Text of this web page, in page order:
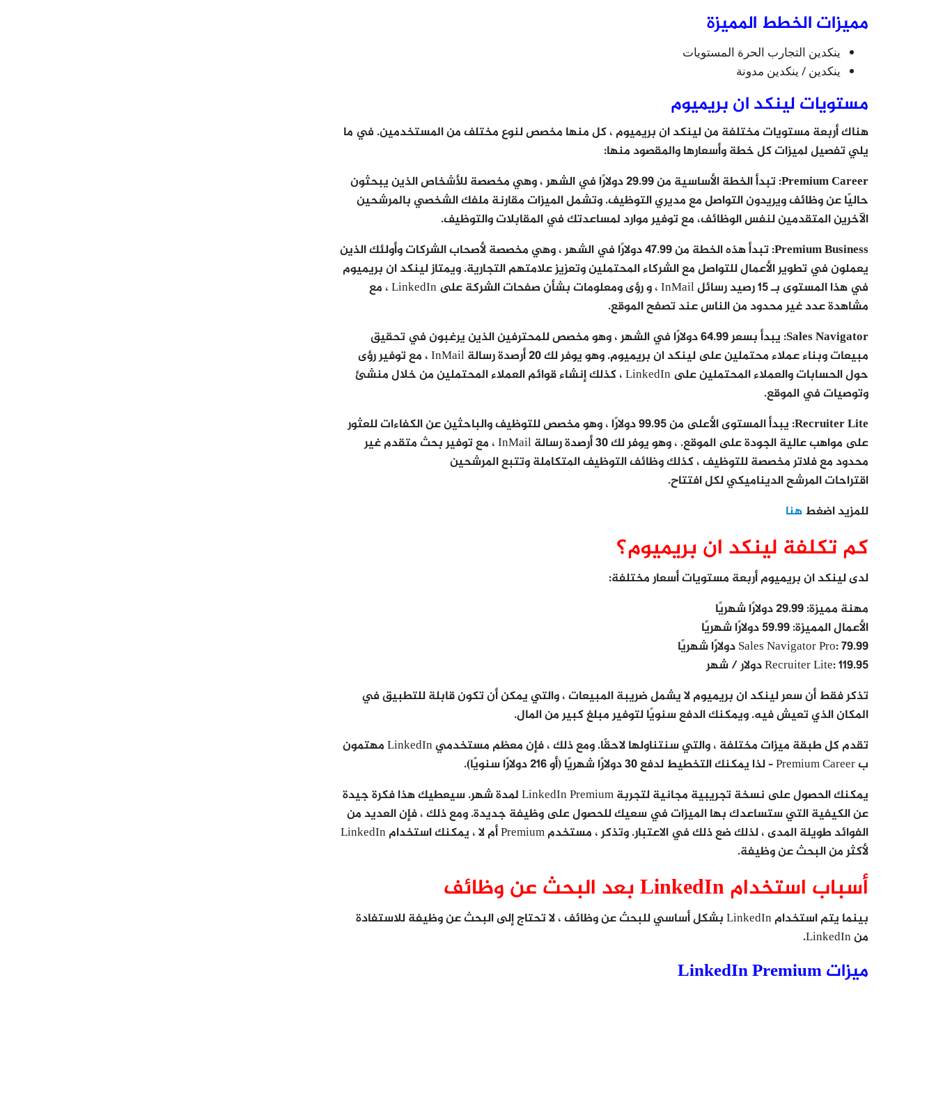
مميزات الخطط المميزة
ينكدين التجارب الحرة المستويات
ينكدين / ينكدين مدونة
مستويات لينكد ان بريميوم
هناك أربعة مستويات مختلفة من لينكد ان بريميوم ، كل منها مخصص لنوع مختلف من المستخدمين. في ما
يلي تفصيل لميزات كل خطة وأسعارها والمقصود منها:
Premium Career
: تبدأ الخطة الأساسية من 29.99 دولارًا في الشهر ، وهي مخصصة للأشخاص الذين يبحثون
حاليًا عن وظائف ويريدون التواصل مع مديري التوظيف. وتشمل الميزات مقارنة ملفك الشخصي بالمرشحين
الآخرين المتقدمين لنفس الوظائف، مع توفير موارد لمساعدتك في المقابلات والتوظيف.
Premium Business
: تبدأ هذه الخطة من 47.99 دولارًا في الشهر ، وهي مخصصة لأصحاب الشركات وأولئك الذين
يعملون في تطوير الأعمال للتواصل مع الشركاء المحتملين وتعزيز علامتهم التجارية. ويمتاز لينكد ان بريميوم
في هذا المستوى بـ 15 رصيد رسائل InMail ، و رؤى ومعلومات بشأن صفحات الشركة على LinkedIn ، مع
مشاهدة عدد غير محدود من الناس عند تصفح الموقع.
Sales Navigator
: يبدأ بسعر 64.99 دولارًا في الشهر ، وهو مخصص للمحترفين الذين يرغبون في تحقيق
مبيعات وبناء عملاء محتملين على لينكد ان بريميوم. وهو يوفر لك 20 أرصدة رسالة InMail ، مع توفير رؤى
حول الحسابات والعملاء المحتملين على LinkedIn ، كذلك إنشاء قوائم العملاء المحتملين من خلال منشئ
وتوصيات في الموقع.
Recruiter Lite
: يبدأ المستوى الأعلى من 99.95 دولارًا ، وهو مخصص للتوظيف والباحثين عن الكفاءات للعثور
على مواهب عالية الجودة على الموقع. ، وهو يوفر لك 30 أرصدة رسالة InMail ، مع توفير بحث متقدم غير
محدود مع فلاتر مخصصة للتوظيف ، كذلك وظائف التوظيف المتكاملة وتتبع المرشحين
اقتراحات المرشح الديناميكي لكل افتتاح.
للمزيد اضغط هنا
كم تكلفة لينكد ان بريميوم؟
لدى لينكد ان بريميوم أربعة مستويات أسعار مختلفة:
مهنة مميزة: 29.99 دولارًا شهريًا
الأعمال المميزة: 59.99 دولارًا شهريًا
Sales Navigator Pro: 79.99 دولارًا شهريًا
Recruiter Lite: 119.95 دولار / شهر
تذكر فقط أن سعر لينكد ان بريميوم لا يشمل ضريبة المبيعات ، والتي يمكن أن تكون قابلة للتطبيق في
المكان الذي تعيش فيه. ويمكنك الدفع سنويًا لتوفير مبلغ كبير من المال.
تقدم كل طبقة ميزات مختلفة ، والتي سنتناولها لاحقًا. ومع ذلك ، فإن معظم مستخدمي LinkedIn مهتمون
ب Premium Career – لذا يمكنك التخطيط لدفع 30 دولارًا شهريًا (أو 216 دولارًا سنويًا).
يمكنك الحصول على نسخة تجريبية مجانية لتجربة LinkedIn Premium لمدة شهر. سيعطيك هذا فكرة جيدة
عن الكيفية التي ستساعدك بها الميزات في سعيك للحصول على وظيفة جديدة. ومع ذلك ، فإن العديد من
الفوائد طويلة المدى ، لذلك ضع ذلك في الاعتبار. وتذكر ، مستخدم Premium أم لا ، يمكنك استخدام LinkedIn
لأكثر من البحث عن وظيفة.
أسباب استخدام LinkedIn بعد البحث عن وظائف
بينما يتم استخدام LinkedIn بشكل أساسي للبحث عن وظائف ، لا تحتاج إلى البحث عن وظيفة للاستفادة
من LinkedIn.
ميزات LinkedIn Premium